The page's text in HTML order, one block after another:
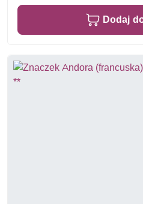
Dodaj